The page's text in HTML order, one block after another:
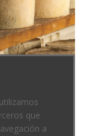
que
a